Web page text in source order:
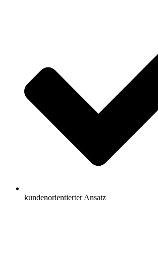
kundenorientierter Ansatz